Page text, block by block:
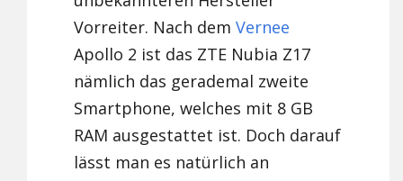
Vorreiter. Nach demVernee
Apollo 2 ist das ZTE Nubia Z17
nämlich das gerademal zweite
Smartphone, welches mit 8 GB
RAM ausgestattet ist. Doch darauf
lässt man es natürlich an